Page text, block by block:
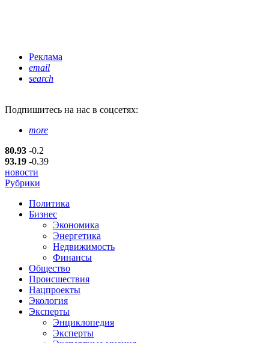
Реклама
email
search
Подпишитесь на нас в соцсетях:
more
80.93 -0.2
93.19 -0.39
новости
Рубрики
Политика
Бизнес
Экономика
Энергетика
Недвижимость
Финансы
Общество
Происшествия
Нацпроекты
Экология
Эксперты
Энциклопедия
Эксперты